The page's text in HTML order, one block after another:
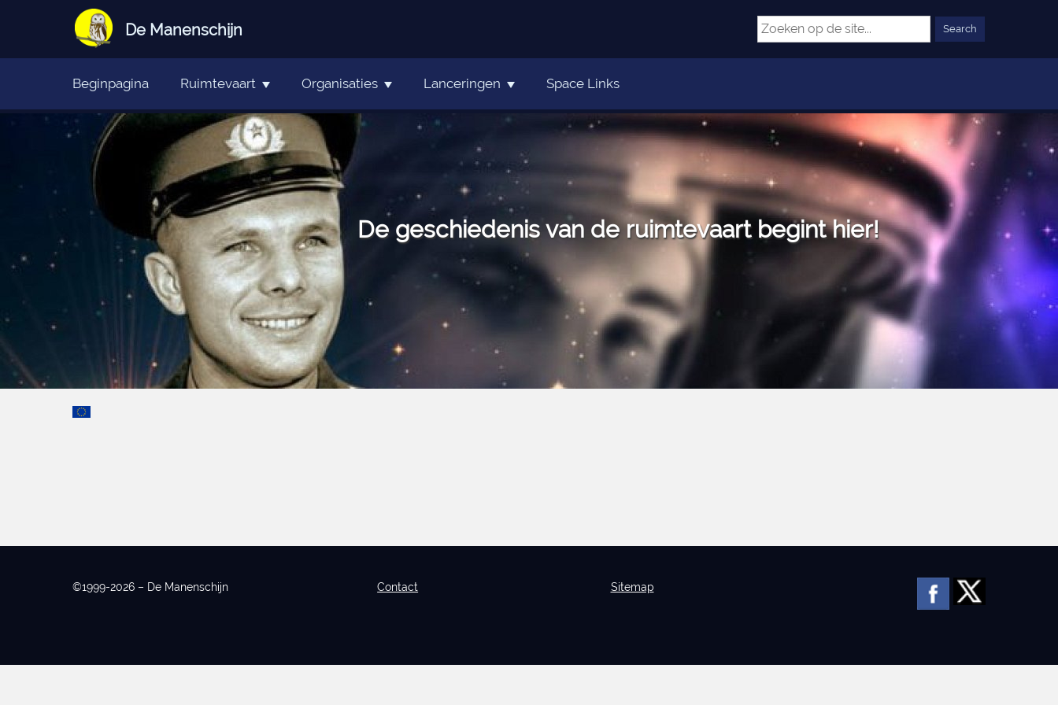
De Manenschijn
De geschiedenis van de ruimtevaart begint hier!
Beginpagina Ruimtevaart Organisaties Lanceringen Space Links
©1999-2026 – De Manenschijn Contact Sitemap